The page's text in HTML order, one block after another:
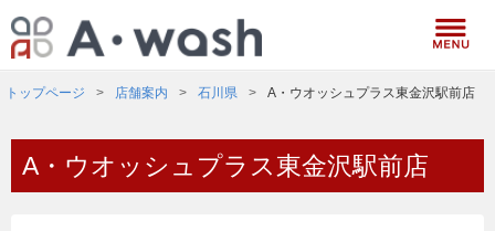
トップページ 店舗案内 石川県 A・ウオッシュプラス東金沢駅前店
A・ウオッシュプラス東金沢駅前店